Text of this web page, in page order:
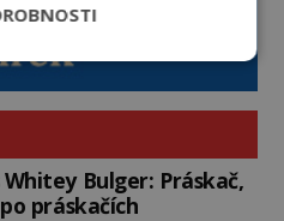
Whitey Bulger: Práskač,
práskačích